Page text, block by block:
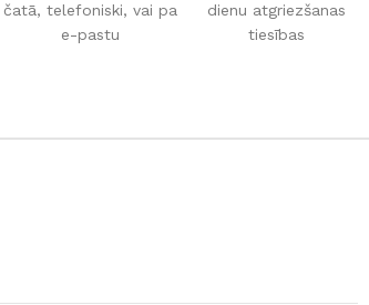
čatā, telefoniski, vai pa
e-pastu
dienu atgriezšanas
tiesības